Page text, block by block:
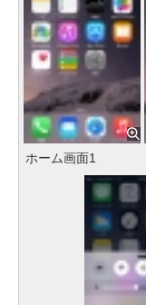
ホーム画面1